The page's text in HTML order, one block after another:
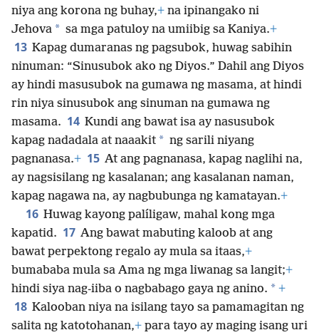
niya ang korona ng buhay,+ na ipinangako ni
Jehova * sa mga patuloy na umiibig sa Kaniya.+
13 Kapag dumaranas ng pagsubok, huwag sabihin
ninuman: “Sinusubok ako ng Diyos.” Dahil ang Diyos
ay hindi masusubok na gumawa ng masama, at hindi
rin niya sinusubok ang sinuman na gumawa ng
masama. 14 Kundi ang bawat isa ay nasusubok
kapag nadadala at naaakit * ng sarili niyang
pagnanasa.+ 15 At ang pagnanasa, kapag naglihi na,
ay nagsisilang ng kasalanan; ang kasalanan naman,
kapag nagawa na, ay nagbubunga ng kamatayan.+
16 Huwag kayong palíligaw, mahal kong mga
kapatid. 17 Ang bawat mabuting kaloob at ang
bawat perpektong regalo ay mula sa itaas,+
bumababa mula sa Ama ng mga liwanag sa langit;+
hindi siya nag-iiba o nagbabago gaya ng anino. * +
18 Kalooban niya na isilang tayo sa pamamagitan ng
salita ng katotohanan,+ para tayo ay maging isang uri